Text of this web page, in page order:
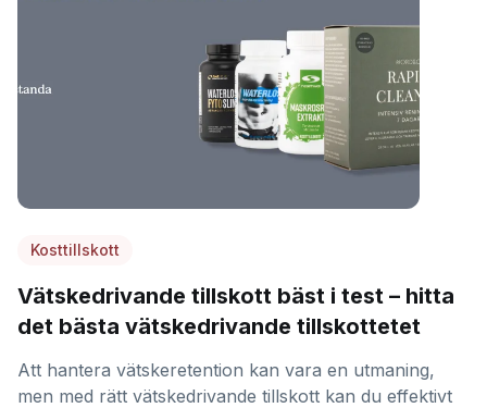
Kosttillskott
Vätskedrivande tillskott bäst i test – hitta
det bästa vätskedrivande tillskottetet
Att hantera vätskeretention kan vara en utmaning,
men med rätt vätskedrivande tillskott kan du effektivt